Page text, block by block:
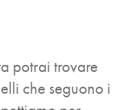
potrai trovare
che seguono i